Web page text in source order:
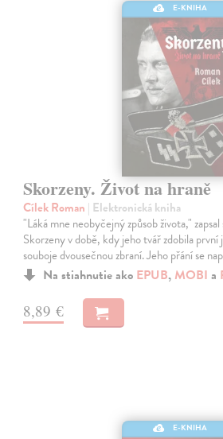
E-KNIHA
Skorzeny. Život na hraně
Cílek Roman | Elektronická kniha
"Láká mne neobyčejný způsob života,"
Skorzeny v době, kdy jeho tvář zdobila první
souboje dvousečnou zbraní. Jeho přání se
Na stiahnutie ako EPUB, MOBI a
8,89 €
E-KNIHA